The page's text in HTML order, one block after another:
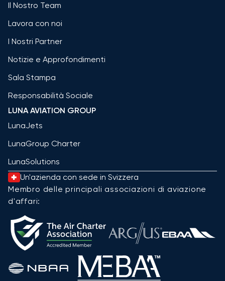
Il Nostro Team
Lavora con noi
I Nostri Partner
Notizie e Approfondimenti
Sala Stampa
Responsabilità Sociale
LUNA AVIATION GROUP
LunaJets
LunaGroup Charter
LunaSolutions
Un'azienda con sede in Svizzera
Membro delle principali associazioni di aviazione
d'affari: